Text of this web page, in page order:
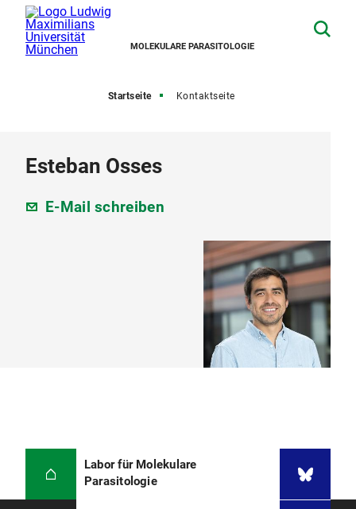
MOLEKULARE PARASITOLOGIE
Startseite Kontaktseite
Esteban Osses
E-Mail schreiben
Labor für Molekulare
Parasitologie